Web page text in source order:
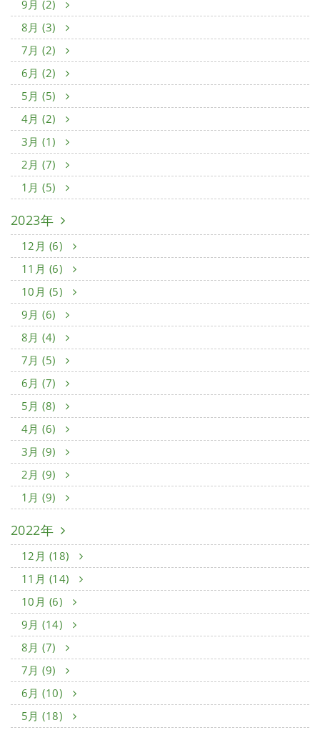
9月 (2)
8月 (3)
7月 (2)
6月 (2)
5月 (5)
4月 (2)
3月 (1)
2月 (7)
1月 (5)
2023年
12月 (6)
11月 (6)
10月 (5)
9月 (6)
8月 (4)
7月 (5)
6月 (7)
5月 (8)
4月 (6)
3月 (9)
2月 (9)
1月 (9)
2022年
12月 (18)
11月 (14)
10月 (6)
9月 (14)
8月 (7)
7月 (9)
6月 (10)
5月 (18)